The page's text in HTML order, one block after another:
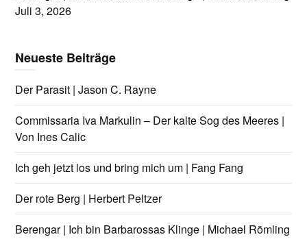
Juli 3, 2026
Neueste Beiträge
Der Parasit | Jason C. Rayne
Commissaria Iva Markulin – Der kalte Sog des Meeres |
Von Ines Calic
Ich geh jetzt los und bring mich um | Fang Fang
Der rote Berg | Herbert Peltzer
Berengar | Ich bin Barbarossas Klinge | Michael Römling